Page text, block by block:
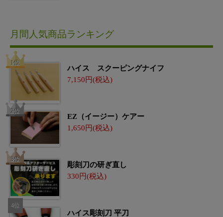
月間人気商品ランキング
ハイス スクーピングナイフ
7,150
EZ（イージー）ケアー
1,650
彫刻刀の研ぎ直し
330
ハイス彫刻刀 平刀